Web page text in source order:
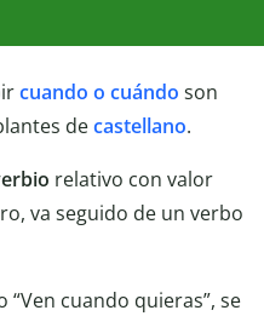
cuando o cuándo son
decastellano.
relativo con valor
va seguido de un verbo
cuando quieras”, se